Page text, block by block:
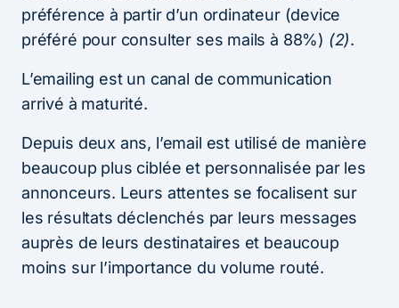
préférence à partir d’un ordinateur (device
préféré pour consulter ses mails à 88%) (2).
L’emailing est un canal de communication
arrivé à maturité.
Depuis deux ans, l’email est utilisé de manière
beaucoup plus ciblée et personnalisée par les
annonceurs. Leurs attentes se focalisent sur
les résultats déclenchés par leurs messages
auprès de leurs destinataires et beaucoup
moins sur l’importance du volume routé.